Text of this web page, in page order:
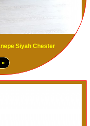
Siyah Chester
»